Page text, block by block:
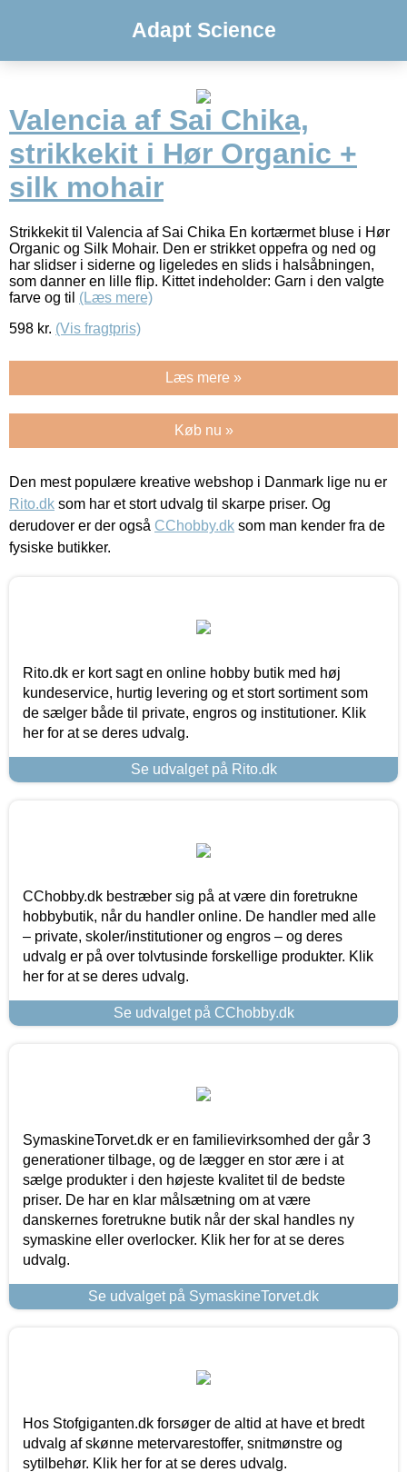
Adapt Science
Valencia af Sai Chika,
strikkekit i Hør Organic +
silk mohair
Strikkekit til Valencia af Sai Chika En kortærmet bluse i Hør
Organic og Silk Mohair. Den er strikket oppefra og ned og
har slidser i siderne og ligeledes en slids i halsåbningen,
som danner en lille flip. Kittet indeholder: Garn i den valgte
farve og til (Læs mere)
598 kr. (Vis fragtpris)
Læs mere »
Køb nu »
Den mest populære kreative webshop i Danmark lige nu er
Rito.dk som har et stort udvalg til skarpe priser. Og
derudover er der også CChobby.dk som man kender fra de
fysiske butikker.
Rito.dk er kort sagt en online hobby butik med høj
kundeservice, hurtig levering og et stort sortiment som
de sælger både til private, engros og institutioner. Klik
her for at se deres udvalg.
Se udvalget på Rito.dk
CChobby.dk bestræber sig på at være din foretrukne
hobbybutik, når du handler online. De handler med alle
– private, skoler/institutioner og engros – og deres
udvalg er på over tolvtusinde forskellige produkter. Klik
her for at se deres udvalg.
Se udvalget på CChobby.dk
SymaskineTorvet.dk er en familievirksomhed der går 3
generationer tilbage, og de lægger en stor ære i at
sælge produkter i den højeste kvalitet til de bedste
priser. De har en klar målsætning om at være
danskernes foretrukne butik når der skal handles ny
symaskine eller overlocker. Klik her for at se deres
udvalg.
Se udvalget på SymaskineTorvet.dk
Hos Stofgiganten.dk forsøger de altid at have et bredt
udvalg af skønne metervarestoffer, snitmønstre og
sytilbehør. Klik her for at se deres udvalg.